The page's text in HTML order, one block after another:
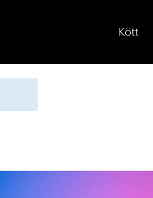
Kött